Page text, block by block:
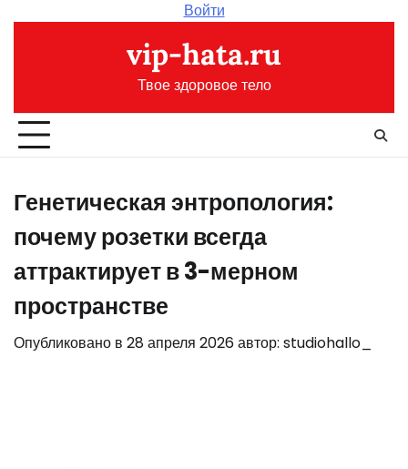
Войти
vip-hata.ru
Твое здоровое тело
Генетическая энтропология:
почему розетки всегда
аттрактирует в 3-мерном
пространстве
Опубликовано в 28 апреля 2026автор: studiohallo_